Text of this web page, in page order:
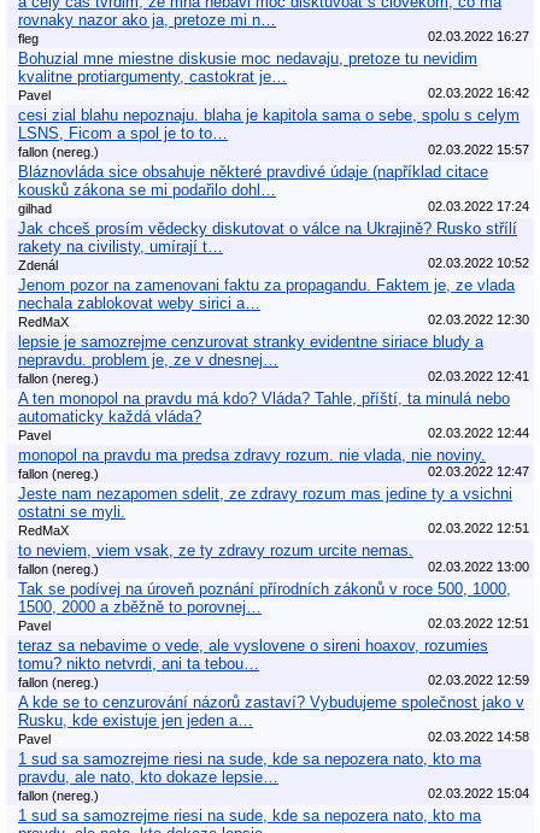
rovnaky nazor ako ja, pretoze mi n…
fleg 02.03.2022 16:27
Bohuzial mne miestne diskusie moc nedavaju, pretoze tu nevidim
kvalitne protiargumenty, castokrat je…
Pavel 02.03.2022 16:42
cesi zial blahu nepoznaju. blaha je kapitola sama o sebe, spolu s celym
LSNS, Ficom a spol je to to…
fallon (nereg.) 02.03.2022 15:57
Bláznovláda sice obsahuje některé pravdivé údaje (například citace
kousků zákona se mi podařilo dohl…
gilhad 02.03.2022 17:24
Jak chceš prosím vědecky diskutovat o válce na Ukrajině? Rusko střílí
rakety na civilisty, umírají t…
Zdenál 02.03.2022 10:52
Jenom pozor na zamenovani faktu za propagandu. Faktem je, ze vlada
nechala zablokovat weby sirici a…
RedMaX 02.03.2022 12:30
lepsie je samozrejme cenzurovat stranky evidentne siriace bludy a
nepravdu. problem je, ze v dnesnej…
fallon (nereg.) 02.03.2022 12:41
A ten monopol na pravdu má kdo? Vláda? Tahle, příští, ta minulá nebo
automaticky každá vláda?
Pavel 02.03.2022 12:44
monopol na pravdu ma predsa zdravy rozum. nie vlada, nie noviny.
fallon (nereg.) 02.03.2022 12:47
Jeste nam nezapomen sdelit, ze zdravy rozum mas jedine ty a vsichni
ostatni se myli.
RedMaX 02.03.2022 12:51
to neviem, viem vsak, ze ty zdravy rozum urcite nemas.
fallon (nereg.) 02.03.2022 13:00
Tak se podívej na úroveň poznání přírodních zákonů v roce 500, 1000,
1500, 2000 a zběžně to porovnej…
Pavel 02.03.2022 12:51
teraz sa nebavime o vede, ale vyslovene o sireni hoaxov, rozumies
tomu? nikto netvrdi, ani ta tebou…
fallon (nereg.) 02.03.2022 12:59
A kde se to cenzurování názorů zastaví? Vybudujeme společnost jako v
Rusku, kde existuje jen jeden a…
Pavel 02.03.2022 14:58
1 sud sa samozrejme riesi na sude, kde sa nepozera nato, kto ma
pravdu, ale nato, kto dokaze lepsie…
fallon (nereg.) 02.03.2022 15:04
1 sud sa samozrejme riesi na sude, kde sa nepozera nato, kto ma